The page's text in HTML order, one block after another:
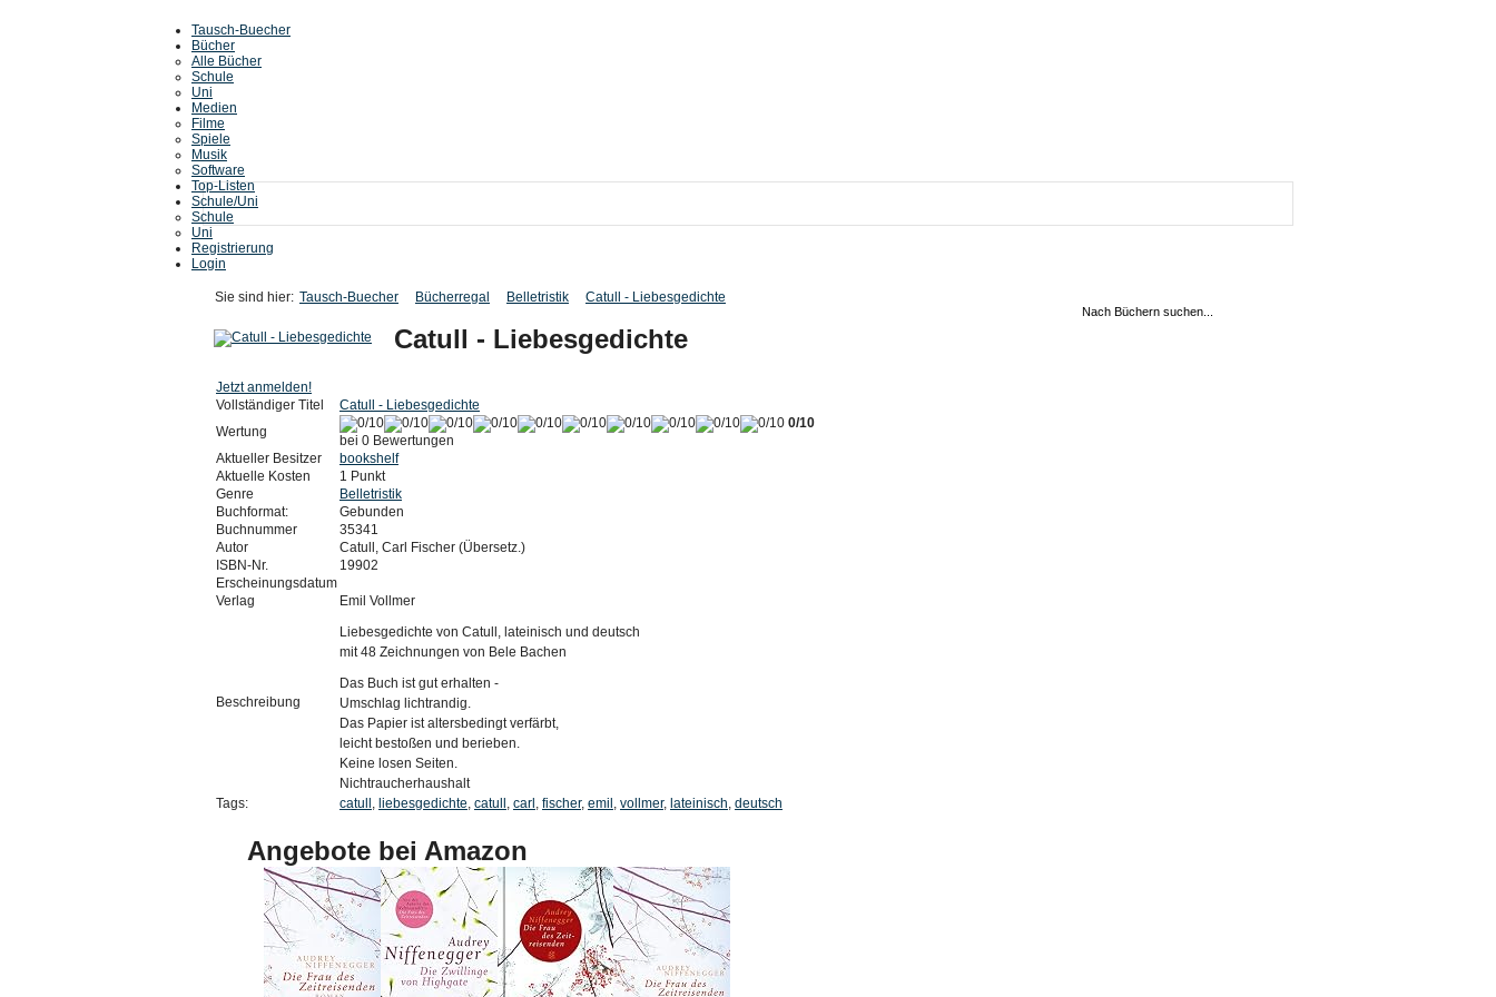
Tausch-Buecher
Bücher
Alle Bücher
Schule
Uni
Medien
Filme
Spiele
Musik
Software
Top-Listen
Schule/Uni
Schule
Uni
Registrierung
Login
Sie sind hier: Tausch-Buecher Bücherregal Belletristik Catull - Liebesgedichte
Catull - Liebesgedichte
Jetzt anmelden!
Vollständiger Titel
Catull - Liebesgedichte
Wertung
0/10
bei 0 Bewertungen
Aktueller Besitzer
bookshelf
Aktuelle Kosten
1 Punkt
Genre
Belletristik
Buchformat:
Gebunden
Buchnummer
35341
Autor
Catull, Carl Fischer (Übersetz.)
ISBN-Nr.
19902
Erscheinungsdatum
Verlag
Emil Vollmer
Beschreibung
Liebesgedichte von Catull, lateinisch und deutsch
mit 48 Zeichnungen von Bele Bachen
Das Buch ist gut erhalten -
Umschlag lichtrandig.
Das Papier ist altersbedingt verfärbt,
leicht bestoßen und berieben.
Keine losen Seiten.
Nichtraucherhaushalt
Tags:
catull , liebesgedichte, catull , carl , fischer, emil , vollmer, lateinisch, deutsch
Angebote bei Amazon